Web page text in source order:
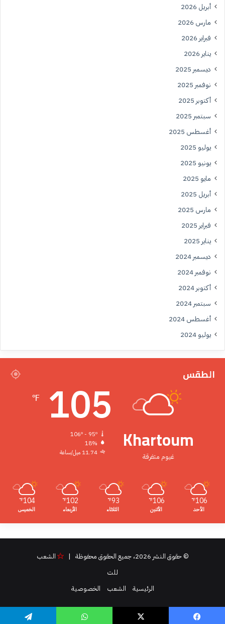
أبريل 2026
مارس 2026
فبراير 2026
يناير 2026
ديسمبر 2025
نوفمبر 2025
أكتوبر 2025
سبتمبر 2025
أغسطس 2025
يوليو 2025
يونيو 2025
مايو 2025
أبريل 2025
مارس 2025
فبراير 2025
يناير 2025
ديسمبر 2024
نوفمبر 2024
أكتوبر 2024
سبتمبر 2024
أغسطس 2024
يوليو 2024
الطقس
Khartoum
غيوم متفرقة
105
℉
106º - 95º
18%
11.74 ميل/ساعة
106
℉
الأحد
106
℉
الأثنين
93
℉
الثلاثاء
102
℉
الأربعاء
104
℉
الخميس
© حقوق النشر 2026، جميع الحقوق محفوظة |
الشعب
للت
الرئيسية
الشعب الخصوصية